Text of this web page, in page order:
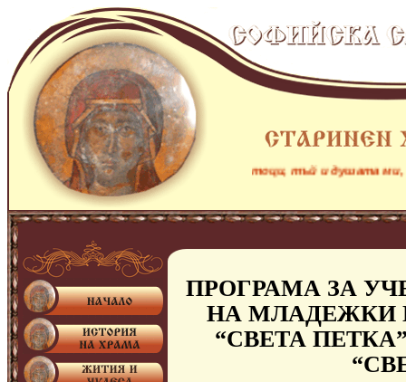
Както кошута жадува за водни потоци, тъй и душата ми,
ПРОГРАМА ЗА
НА МЛАДЕЖКИ
“СВЕТА